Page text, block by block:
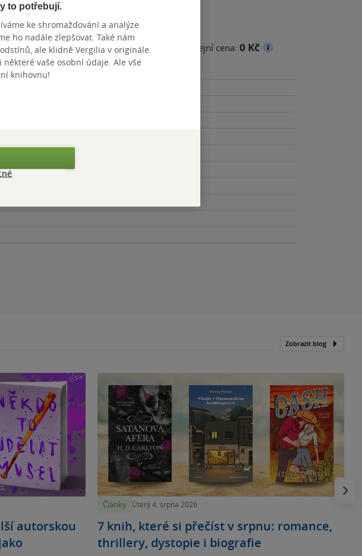
Maloobchodní cena Minimální prodejní cena: 0 Kč
Zobrazit blog
autorskou
Články Úterý 4. srpna 2026
7 knih, které si přečíst v srpnu: romance,
thrillery, dystopie i biografie
to potřebují.
ke shromažďování a analýze
ho nadále zlepšovat. Také nám
ale klidně Vergilia v originále.
vaše osobní údaje. Ale vše
knihovnu!